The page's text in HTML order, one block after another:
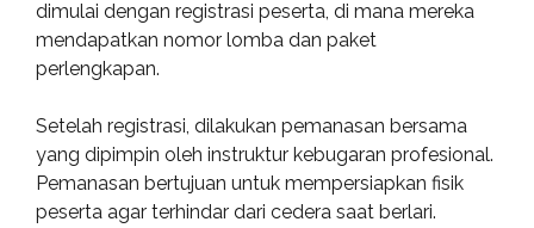
dimulai dengan registrasi peserta, di mana mereka
mendapatkan nomor lomba dan paket
perlengkapan.
Setelah registrasi, dilakukan pemanasan bersama
yang dipimpin oleh instruktur kebugaran profesional.
Pemanasan bertujuan untuk mempersiapkan fisik
peserta agar terhindar dari cedera saat berlari.